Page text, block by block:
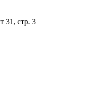
31, стр. 3